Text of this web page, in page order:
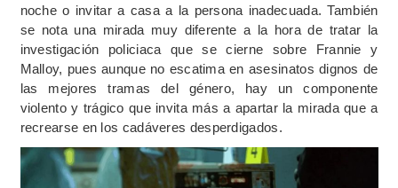
noche o invitar a casa a la persona inadecuada. También
se nota una mirada muy diferente a la hora de tratar la
investigación policiaca que se cierne sobre Frannie y
Malloy, pues aunque no escatima en asesinatos dignos de
las mejores tramas del género, hay un componente
violento y trágico que invita más a apartar la mirada que a
recrearse en los cadáveres desperdigados.